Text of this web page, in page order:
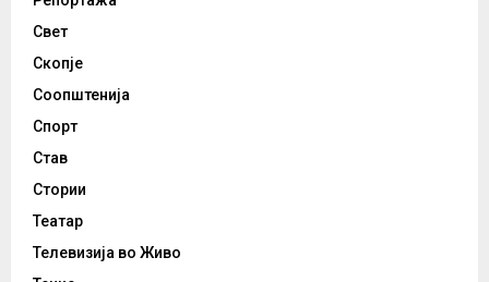
Свет
Скопје
Соопштенија
Спорт
Став
Стории
Театар
Телевизија во Живо